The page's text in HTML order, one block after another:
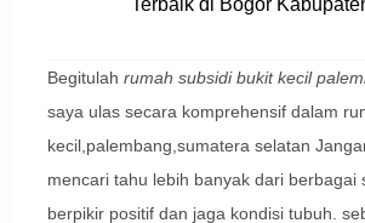
Begitulah rumah subsidi bukit kecil
saya ulas secara komprehensif dalam
kecil,palembang,sumatera selatan
mencari tahu lebih banyak dari berbagai
berpikir positif dan jaga kondisi tubuh.